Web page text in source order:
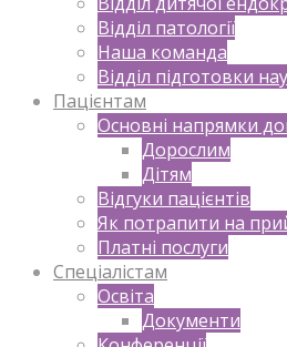
Відділ патології
Наша команда
Відділ підготовки
Пацієнтам
Основні напрямки
Дорослим
Дітям
Відгуки пацієнтів
Як потрапити на
Платні послуги
Спеціалістам
Освіта
Документи